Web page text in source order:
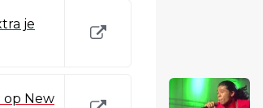
je
op New